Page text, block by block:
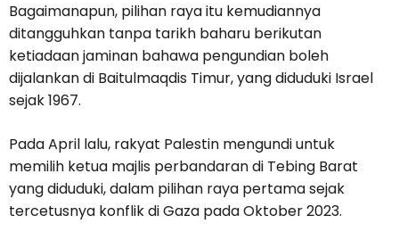
Bagaimanapun, pilihan raya itu kemudiannya
ditangguhkan tanpa tarikh baharu berikutan
ketiadaan jaminan bahawa pengundian boleh
dijalankan di Baitulmaqdis Timur, yang diduduki Israel
sejak 1967.
Pada April lalu, rakyat Palestin mengundi untuk
memilih ketua majlis perbandaran di Tebing Barat
yang diduduki, dalam pilihan raya pertama sejak
tercetusnya konflik di Gaza pada Oktober 2023.